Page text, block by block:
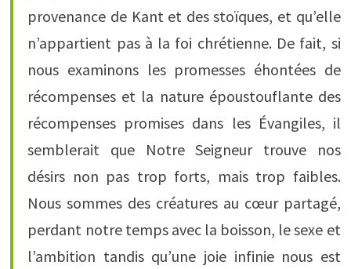
provenance de Kant et des stoïques, et qu’elle
n’appartient pas à la foi chrétienne. De fait, si
nous examinons les promesses éhontées de
récompenses et la nature époustouflante des
récompenses promises dans les Évangiles, il
semblerait que Notre Seigneur trouve nos
désirs non pas trop forts, mais trop faibles.
Nous sommes des créatures au cœur partagé,
perdant notre temps avec la boisson, le sexe et
l’ambition tandis qu’une joie infinie nous est